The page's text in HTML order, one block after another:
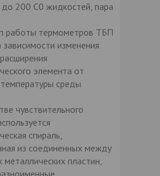
до 200 С0 жидкостей, пара
работы термометров ТБП
зависимости изменения
элемента от
среды
чувствительного
спираль,
из соединенных между
пластин,